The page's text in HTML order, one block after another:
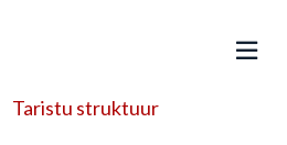
Taristu struktuur
ERA fotoarhiivi ruumilised ja ajalised